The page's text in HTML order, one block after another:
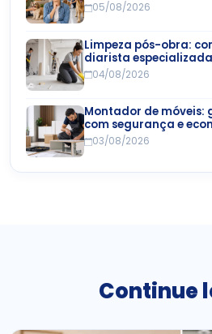
05/08/2026
Limpeza pós-obra:
diarista especializada
04/08/2026
Montador de
com segurança e
03/08/2026
Continue